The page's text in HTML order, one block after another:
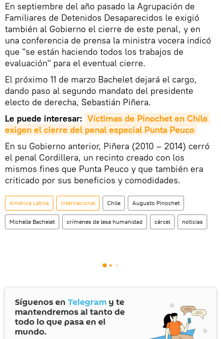
En septiembre del año pasado la Agrupación de
Familiares de Detenidos Desaparecidos le exigió
también al Gobierno el cierre de este penal, y en
una conferencia de prensa la ministra vocera indicó
que "se están haciendo todos los trabajos de
evaluación" para el eventual cierre.
El próximo 11 de marzo Bachelet dejará el cargo,
dando paso al segundo mandato del presidente
electo de derecha, Sebastián Piñera.
Le puede interesar: Víctimas de Pinochet en Chile
exigen el cierre del penal especial Punta Peuco
En su Gobierno anterior, Piñera (2010 – 2014) cerró
el penal Cordillera, un recinto creado con los
mismos fines que Punta Peuco y que también era
criticado por sus beneficios y comodidades.
América Latina Internacional Chile Augusto Pinochet
Michelle Bachelet crímenes de lesa humanidad cárcel noticias
Síguenos en Telegram y te
mantendremos al tanto de
todo lo que pasa en el
mundo.